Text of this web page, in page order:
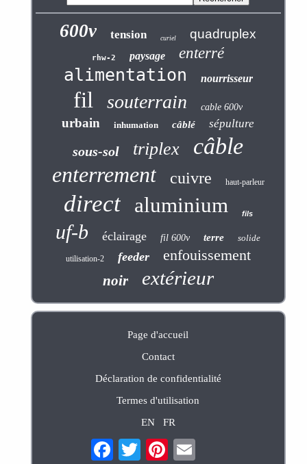
600v tension curiel quadruplex
rhw-2 paysage enterré
alimentation nourrisseur
fil souterrain cable 600v
urbain inhumation câblé sépulture
sous-sol triplex câble
enterrement cuivre haut-parleur
direct aluminium fils
uf-b éclairage fil 600v terre solide
utilisation-2 feeder enfouissement
noir extérieur
Page d'accueil
Contact
Déclaration de confidentialité
Termes d'utilisation
EN
FR